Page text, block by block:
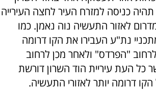
כניסה למזרח העיר לחצה העירייה
לאזור התעשיה נוה נאמן. כמו
נת"ע העבירו את הקו דרומה
"הפרדס" ולאחר מכן לרחוב
כל העת עיריית הוד השרון דורשת
דרומה יותר לאזורי התעשיה.